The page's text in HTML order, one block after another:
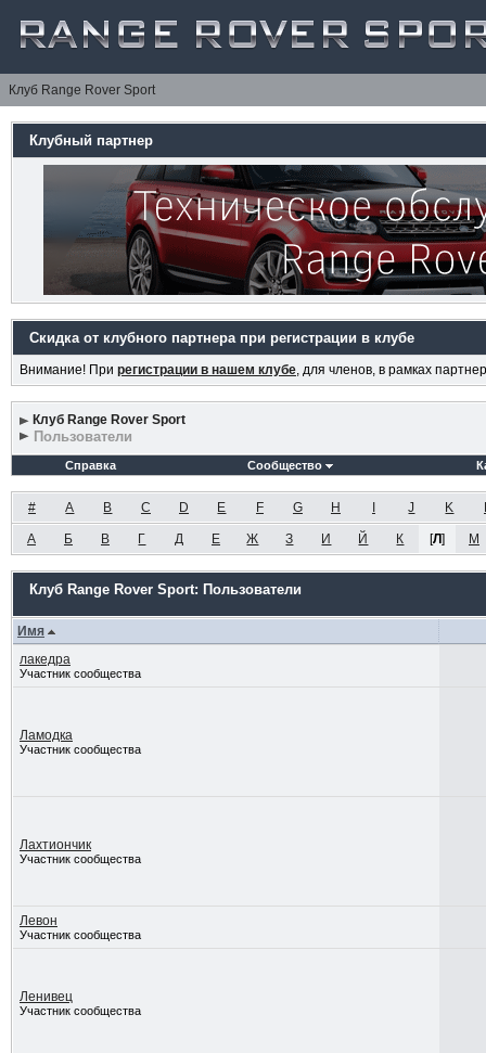
Клуб Range Rover Sport
Клубный партнер
Скидка от клубного партнера при регистрации в клубе
Внимание! При регистрации в нашем клубе, для членов, в рамках
Клуб Range Rover Sport
Пользователи
Справка Сообщество
# A B C D E F G H J K
А Б В Г Д Е Ж З И Й К [Л] М
Клуб Range Rover Sport: Пользователи
Имя
лакедра
Участник сообщества
Ламодка
Участник сообщества
Лахтиончик
Участник сообщества
Левон
Участник сообщества
Ленивец
Участник сообщества